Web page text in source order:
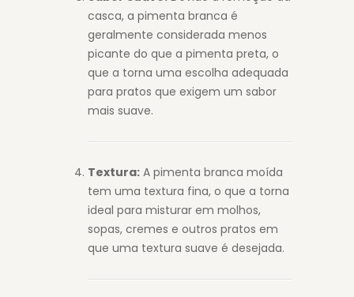
casca, a pimenta branca é
geralmente considerada menos
picante do que a pimenta preta, o
que a torna uma escolha adequada
para pratos que exigem um sabor
mais suave.
Textura: A pimenta branca moída
tem uma textura fina, o que a torna
ideal para misturar em molhos,
sopas, cremes e outros pratos em
que uma textura suave é desejada.